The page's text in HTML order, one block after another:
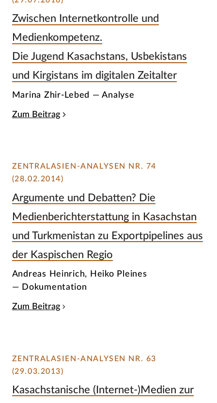
Zwischen Internetkontrolle und
Medienkompetenz.
Die Jugend Kasachstans, Usbekistans
und Kirgistans im digitalen Zeitalter
Marina Zhir-Lebed — Analyse
Zum Beitrag
ZENTRALASIEN-ANALYSEN NR. 74
(28.02.2014)
Argumente und Debatten? Die
Medienberichterstattung in Kasachstan
und Turkmenistan zu Exportpipelines aus
der Kaspischen Regio
Andreas Heinrich, Heiko Pleines
— Dokumentation
Zum Beitrag
ZENTRALASIEN-ANALYSEN NR. 63
(29.03.2013)
Kasachstanische (Internet-)Medien zur